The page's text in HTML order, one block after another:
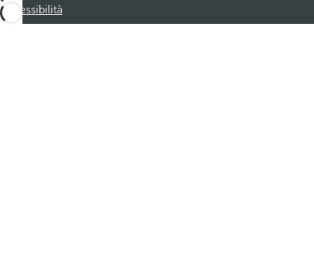
Accessibilità